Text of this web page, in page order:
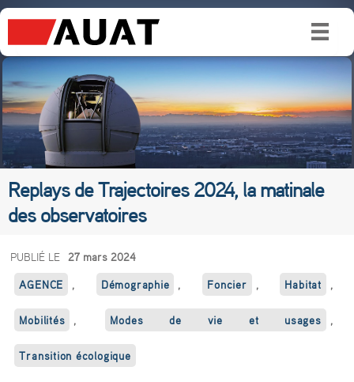
Replays de Trajectoires 2024, la matinale
des observatoires
R
e
p
l
a
PUBLIÉ LE 27 mars 2024
AGENCE , Démographie , Foncier , Habitat ,
Mobilités , Modes de vie et usages ,
Transition écologique